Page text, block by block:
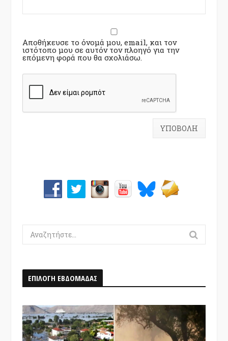
Αποθήκευσε το όνομά μου, email, και τον
ιστότοπο μου σε αυτόν τον πλοηγό για την
επόμενη φορά που θα σχολιάσω.
Search
for:
ΕΠΙΛΟΓΗ ΕΒΔΟΜΑΔΑΣ